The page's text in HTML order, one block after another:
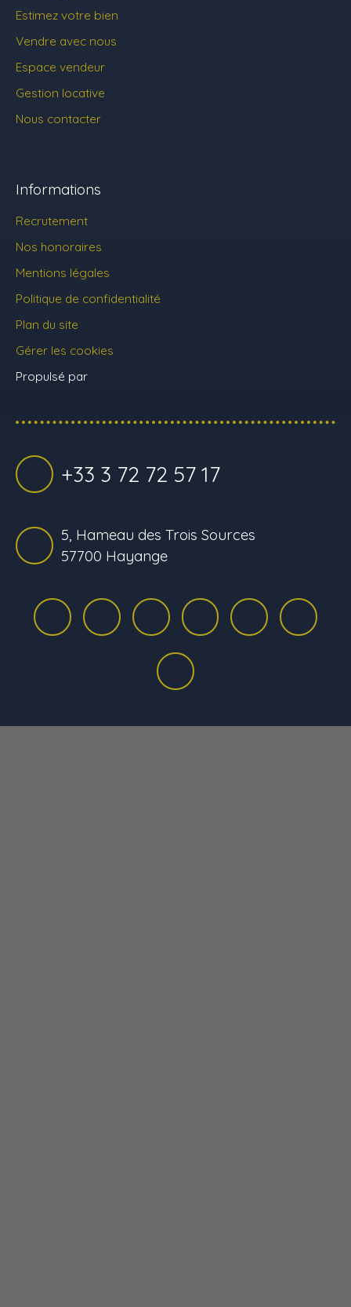
Estimez votre bien
Vendre avec nous
Espace vendeur
Gestion locative
Nous contacter
Informations
Recrutement
Nos honoraires
Mentions légales
Politique de confidentialité
Plan du site
Gérer les cookies
Propulsé par
+33 3 72 72 57 17
5, Hameau des Trois Sources
57700 Hayange